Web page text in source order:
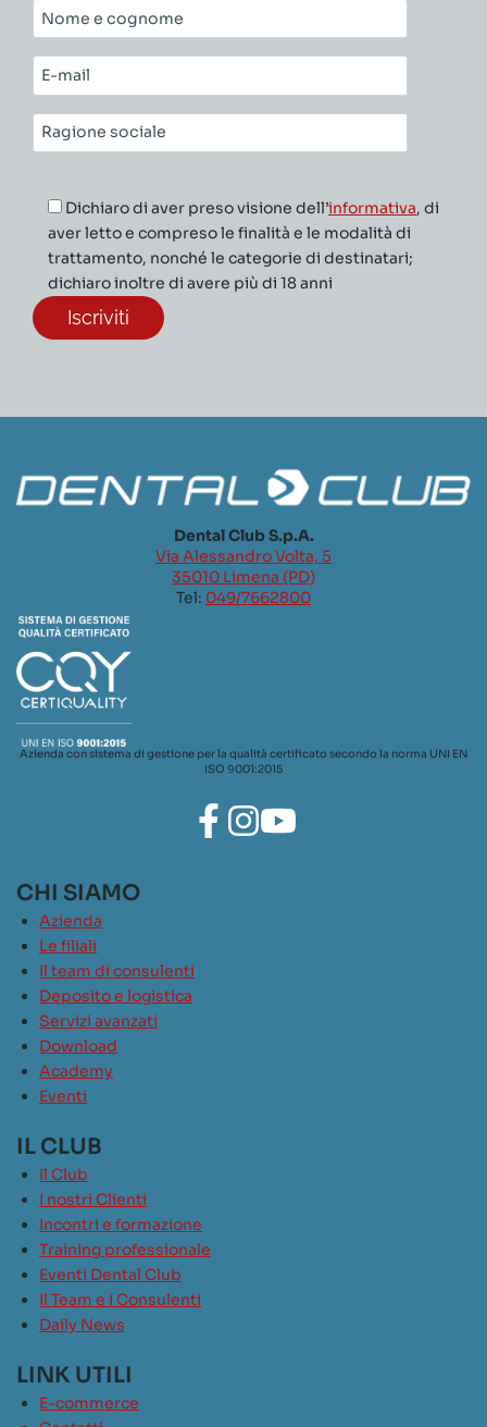
Nome
e
cognome*
E-
mail*
Ragione
sociale*
Dichiaro di aver preso visione dell’informativa, di
aver letto e compreso le finalità e le modalità di
trattamento, nonché le categorie di destinatari;
dichiaro inoltre di avere più di 18 anni
Dental Club S.p.A.
Via Alessandro Volta, 5
35010 Limena (PD)
Tel: 049/7662800
Azienda con sistema di gestione per la qualità certificato secondo la norma UNI EN
ISO 9001:2015
CHI SIAMO
Azienda
Le filiali
Il team di consulenti
Deposito e logistica
Servizi avanzati
Download
Academy
Eventi
IL CLUB
Il Club
I nostri Clienti
Incontri e formazione
Training professionale
Eventi Dental Club
Il Team e i Consulenti
Daily News
LINK UTILI
E-commerce